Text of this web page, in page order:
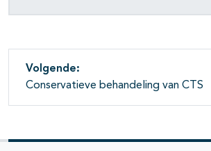
Volgende:
Conservatieve behandeling van CTS